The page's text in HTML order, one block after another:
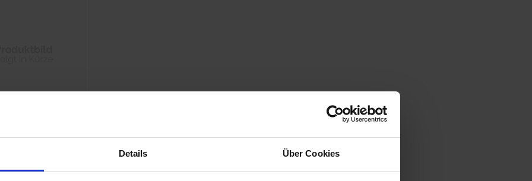
Details Über Cookies